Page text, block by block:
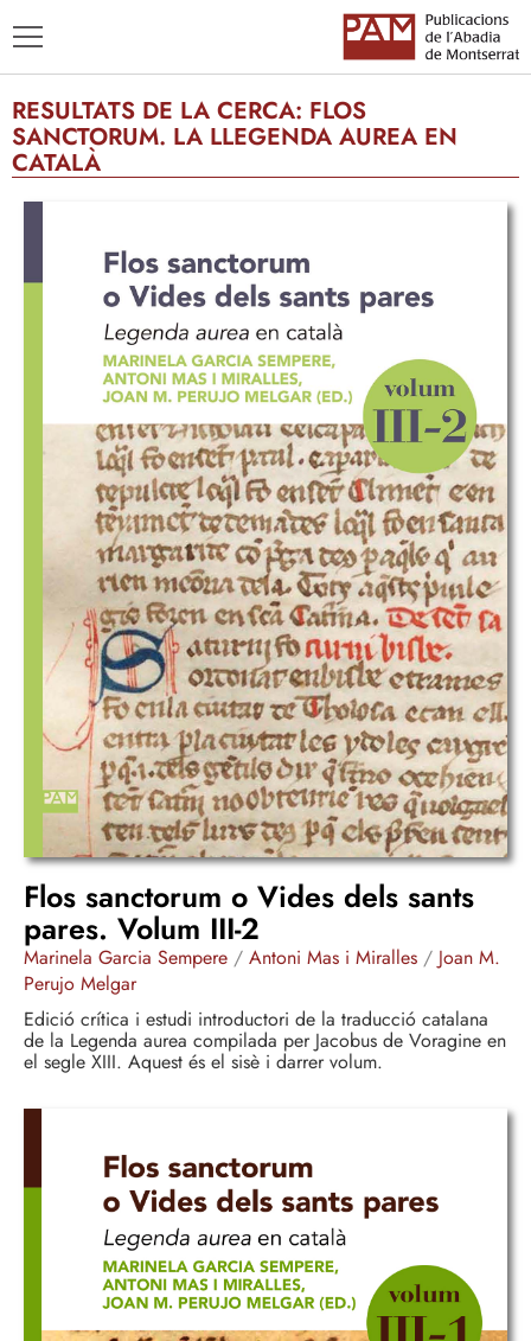
AUTORS
ENSENYAMENT CATALÀ
RESULTATS DE LA CERCA: FLOS
SANCTORUM. LA LLEGENDA AUREA EN
CATALÀ
Flos sanctorum o Vides dels sants
pares. Volum III-2
Marinela Garcia Sempere / Antoni Mas i Miralles / Joan M.
Perujo Melgar
Edició crítica i estudi introductori de la traducció catalana
de la Legenda aurea compilada per Jacobus de Voragine en
el segle XIII. Aquest és el sisè i darrer volum.